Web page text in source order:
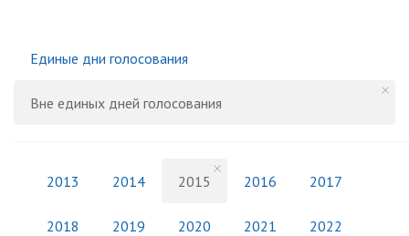
Единые дни голосования
Вне единых дней голосования
2013 2014 2015 2016 2017
2018 2019 2020 2021 2022